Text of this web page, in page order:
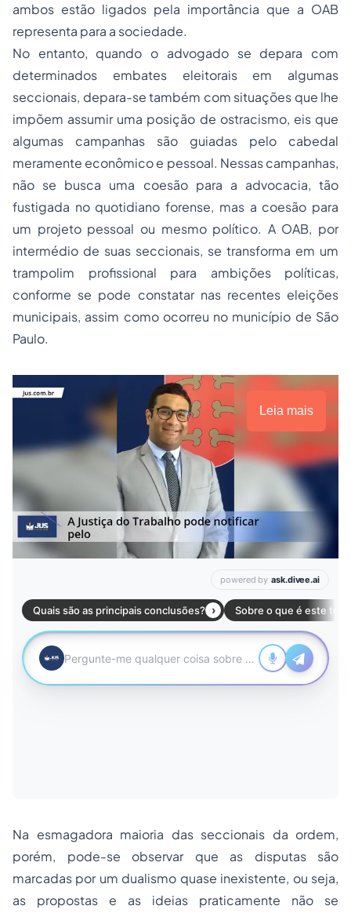
ambos estão ligados pela importância que a OAB
representa para a sociedade.
No entanto, quando o advogado se depara com
determinados embates eleitorais em algumas
seccionais, depara-se também com situações que lhe
impõem assumir uma posição de ostracismo, eis que
algumas campanhas são guiadas pelo cabedal
meramente econômico e pessoal. Nessas campanhas,
não se busca uma coesão para a advocacia, tão
fustigada no quotidiano forense, mas a coesão para
um projeto pessoal ou mesmo político. A OAB, por
intermédio de suas seccionais, se transforma em um
trampolim profissional para ambições políticas,
conforme se pode constatar nas recentes eleições
municipais, assim como ocorreu no município de São
Paulo.
Leia mais
Na esmagadora maioria das seccionais da ordem,
porém, pode-se observar que as disputas são
marcadas por um dualismo quase inexistente, ou seja,
as propostas e as ideias praticamente não se